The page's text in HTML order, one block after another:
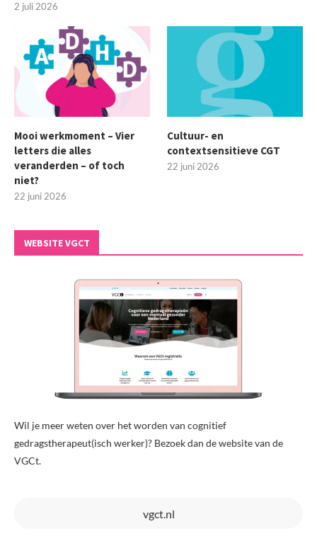
2 juli 2026
Mooi werkmoment – Vier
letters die alles
veranderden – of toch
niet?
22 juni 2026
Cultuur- en
contextsensitieve CGT
22 juni 2026
WEBSITE VGCT
Wil je meer weten over het worden van cognitief
gedragstherapeut(isch werker)? Bezoek dan de website van de
VGCt.
vgct.nl